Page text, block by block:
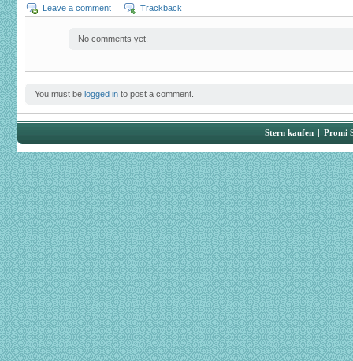
Leave a comment Trackback
No comments yet.
You must be logged in to post a comment.
Stern kaufen | Promi